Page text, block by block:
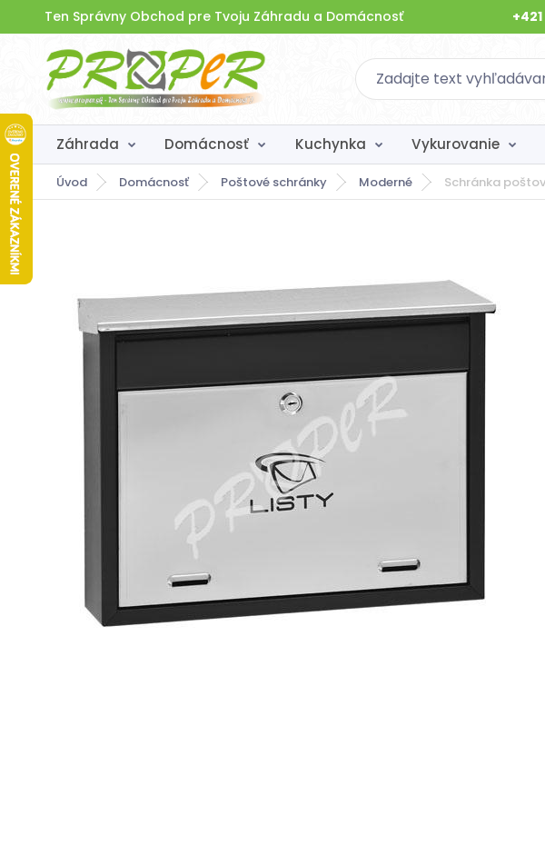
Ten Správny Obchod pre Tvoju Záhradu a Domácnosť
Záhrada Domácnosť Kuchynka Vykurovanie
Úvod Domácnosť Poštové schránky Moderné Schránka